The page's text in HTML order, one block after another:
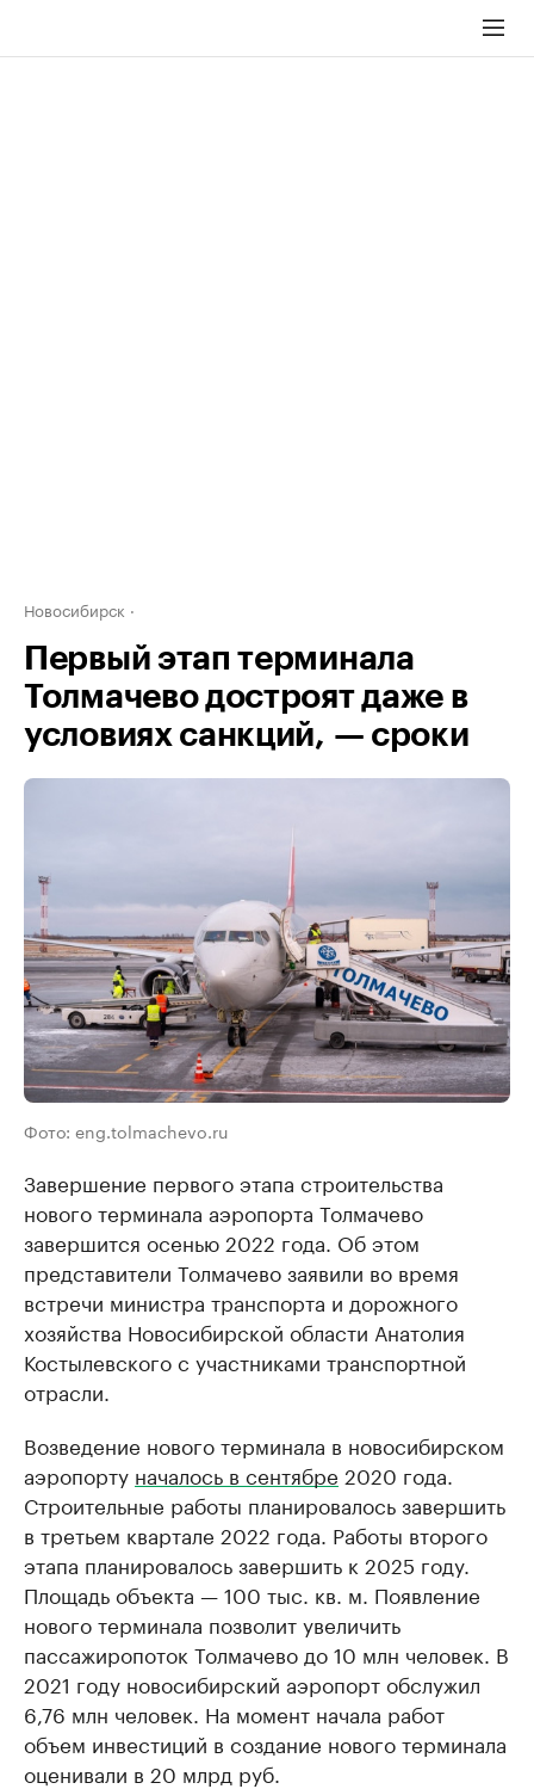
Новосибирск
Первый этап терминала
Толмачево достроят даже в
условиях санкций, — сроки
Фото: eng.tolmachevo.ru
Завершение первого этапа строительства
нового терминала аэропорта Толмачево
завершится осенью 2022 года. Об этом
представители Толмачево заявили во время
встречи министра транспорта и дорожного
хозяйства Новосибирской области Анатолия
Костылевского с участниками транспортной
отрасли.
Возведение нового терминала в новосибирском
аэропорту началось в сентябре 2020 года.
Строительные работы планировалось завершить
в третьем квартале 2022 года. Работы второго
этапа планировалось завершить к 2025 году.
Площадь объекта — 100 тыс. кв. м. Появление
нового терминала позволит увеличить
пассажиропоток Толмачево до 10 млн человек. В
2021 году новосибирский аэропорт обслужил
6,76 млн человек. На момент начала работ
объем инвестиций в создание нового терминала
оценивали в 20 млрд руб.